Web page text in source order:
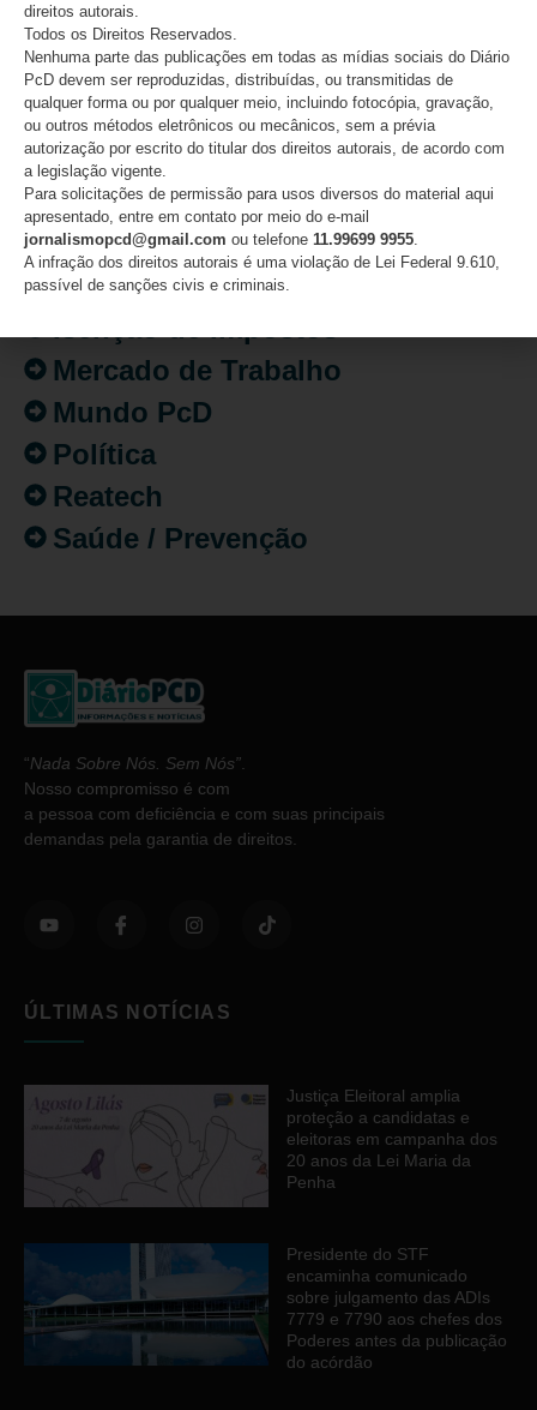
CATEGORIAS
Acessibilidade
Artigo/Opinião
Atualidades
Destaques
Fatos
Inclusão
Mercado de Trabalho
Mundo PcD
Política
Reatech
Saúde / Prevenção
“Nada Sobre Nós. Sem Nós”
Nosso compromisso é com
a pessoa com deficiência e com suas principais
demandas pela garantia de direitos.
ÚLTIMAS NOTÍCIAS
Justiça Eleitoral amplia
proteção a candidatas e
eleitoras em campanha dos
20 anos da Lei Maria da
Penha
Presidente do STF
encaminha comunicado
sobre julgamento das ADIs
7779 e 7790 aos chefes dos
Poderes antes da publicação
do acórdão
direitos autorais.
Todos os Direitos Reservados.
Nenhuma parte das publicações em todas as mídias sociais do Diário
PcD devem ser reproduzidas, distribuídas, ou transmitidas de
qualquer forma ou por qualquer meio, incluindo fotocópia, gravação,
ou outros métodos eletrônicos ou mecânicos, sem a prévia
autorização por escrito do titular dos direitos autorais, de acordo com
a legislação vigente.
Para solicitações de permissão para usos diversos do material aqui
apresentado, entre em contato por meio do e-mail
jornalismopcd@gmail.com ou telefone 11.99699 9955.
A infração dos direitos autorais é uma violação de Lei Federal 9.610,
passível de sanções civis e criminais.